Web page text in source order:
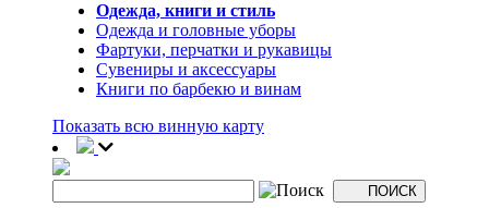
Одежда, книги и стиль
Одежда и головные уборы
Фартуки, перчатки и рукавицы
Сувениры и аксессуары
Книги по барбекю и винам
Показать всю винную карту